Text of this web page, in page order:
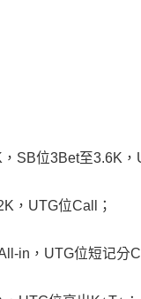
SB位3Bet至3.6K
，UTG位Call；
in，UTG位短记分